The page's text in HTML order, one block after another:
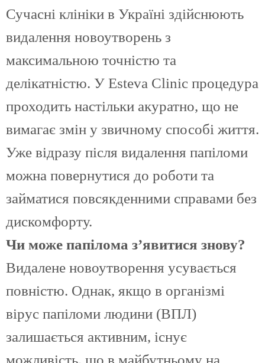
Сучасні клініки в Україні здійснюють
видалення новоутворень з
максимальною точністю та
делікатністю. У Esteva Clinic процедура
проходить настільки акуратно, що не
вимагає змін у звичному способі життя.
Уже відразу після видалення папіломи
можна повернутися до роботи та
займатися повсякденними справами без
дискомфорту.
Чи може папілома з’явитися знову?
Видалене новоутворення усувається
повністю. Однак, якщо в організмі
вірус папіломи людини (ВПЛ)
залишається активним, існує